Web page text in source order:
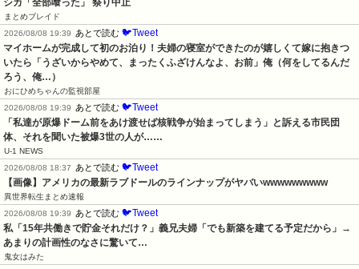
シカ「全部喰った」 祭り中止
まとめブレイド
2026/08/08 19:39
あとで読む 🐦Tweet
マイホームが完成して初のお泊り！夫婦の寝室ができたのが嬉しくて嫁に抱きつ
いたら「うざいからやめて、まったくふざけんなよ、お前」俺（何をしてるんだ
ろう、俺…）
おにひめちゃんの監視部屋
2026/08/08 19:39
あとで読む 🐦Tweet
「私達が原爆ドーム前をあけ渡せば核戦争が始まってしまう」と訴える市民団
体、それを聞いた被爆3世の人が……
U-1 NEWS
2026/08/08 18:37
あとで読む 🐦Tweet
【画像】アメリカの最新ラブドールのラインナップがヤバいwwwwwwwww
異世界転生まとめ速報
2026/08/08 19:39
あとで読む 🐦Tweet
私「15年共働きで貯金それだけ？」義兄夫婦「でも新築を建てる予定だから」→
あまりの計画性のなさに驚いて…
鬼女はみた